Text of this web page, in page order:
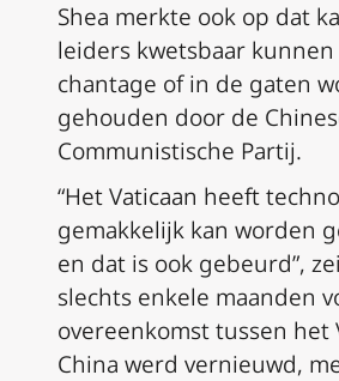
Shea merkte ook op dat
leiders kwetsbaar
chantage of in de gaten
gehouden door de
Communistische Partij.
“Het Vaticaan heeft
gemakkelijk kan worden
en dat is ook gebeurd”,
slechts enkele maanden
overeenkomst tussen het
China werd vernieuwd,